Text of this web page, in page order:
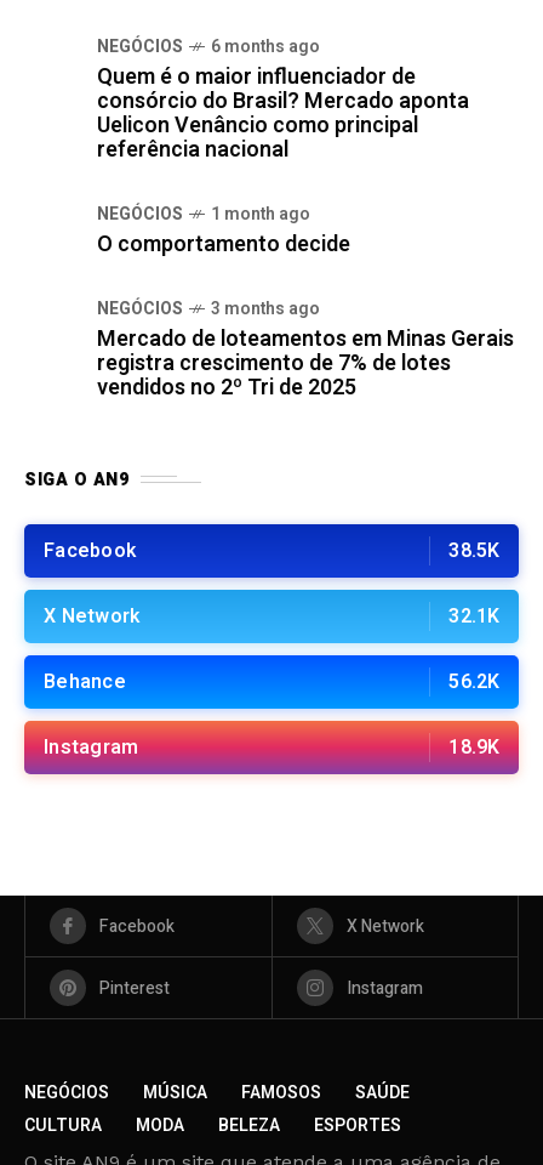
NEGÓCIOS 6 months ago
Quem é o maior influenciador de
consórcio do Brasil? Mercado aponta
Uelicon Venâncio como principal
referência nacional
NEGÓCIOS 1 month ago
O comportamento decide
NEGÓCIOS 3 months ago
Mercado de loteamentos em Minas Gerais
registra crescimento de 7% de lotes
vendidos no 2º Tri de 2025
SIGA O AN9
Facebook 38.5K
X Network 32.1K
Behance 56.2K
Instagram 18.9K
Facebook X Network
Pinterest Instagram
NEGÓCIOS MÚSICA FAMOSOS
SAÚDE
CULTURA
MODA BELEZA ESPORTES